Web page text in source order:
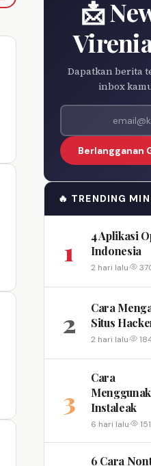
📩
Dapatkan berita
inbox
Alamat email
Berlangganan
🔥 TRENDING
1
4 Aplikasi
Indonesia
2 hari lalu·
2
Cara
Situs
2 hari lalu·
3
Cara
Instaleak
6 hari lalu· 151
6 Cara